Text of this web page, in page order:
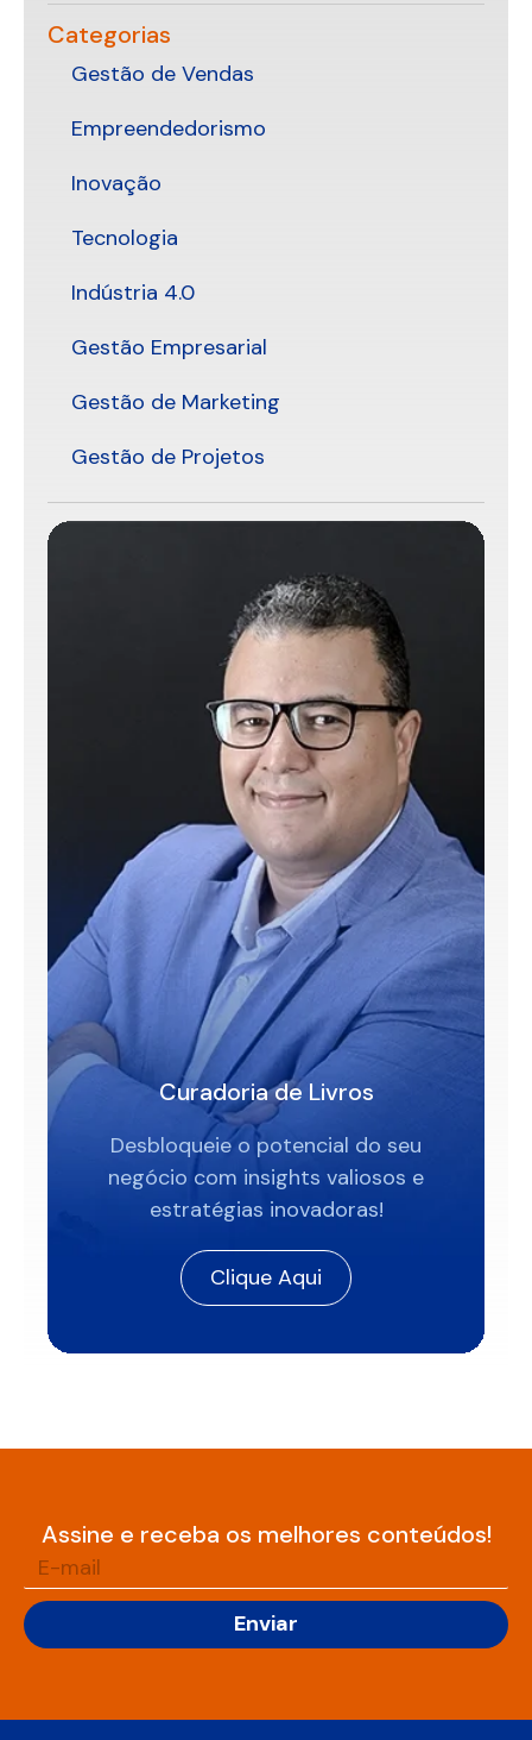
Categorias
Gestão de Vendas
Empreendedorismo
Inovação
Tecnologia
Indústria 4.0
Gestão Empresarial
Gestão de Marketing
Gestão de Projetos
Curadoria de Livros
Desbloqueie o potencial do seu
negócio com insights valiosos e
estratégias inovadoras!
Clique Aqui
Assine e receba os melhores conteúdos!
Enviar